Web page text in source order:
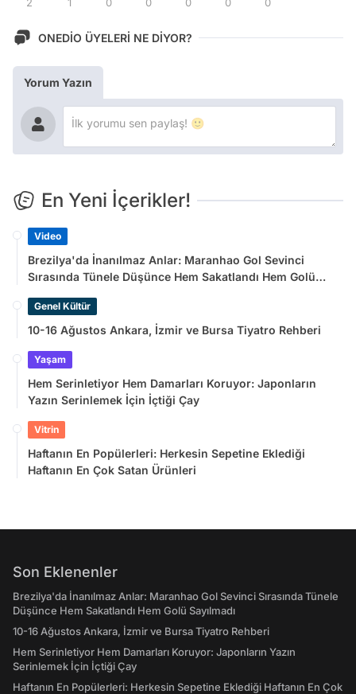
ONEDİO ÜYELERİ NE DİYOR?
Yorum Yazın
En Yeni İçerikler!
Video
Brezilya'da İnanılmaz Anlar: Maranhao Gol Sevinci
Sırasında Tünele Düşünce Hem Sakatlandı Hem Golü
Genel Kültür
10-16 Ağustos Ankara, İzmir ve Bursa Tiyatro Rehberi
Yaşam
Hem Serinletiyor Hem Damarları Koruyor: Japonların
Yazın Serinlemek İçin İçtiği Çay
Vitrin
Haftanın En Popülerleri: Herkesin Sepetine Eklediği
Haftanın En Çok Satan Ürünleri
Son Eklenenler
Brezilya'da İnanılmaz Anlar: Maranhao Gol Sevinci Sırasında Tünele
Düşünce Hem Sakatlandı Hem Golü Sayılmadı
10-16 Ağustos Ankara, İzmir ve Bursa Tiyatro Rehberi
Hem Serinletiyor Hem Damarları Koruyor: Japonların Yazın
Serinlemek İçin İçtiği Çay
Haftanın En Popülerleri: Herkesin Sepetine Eklediği Haftanın En Çok